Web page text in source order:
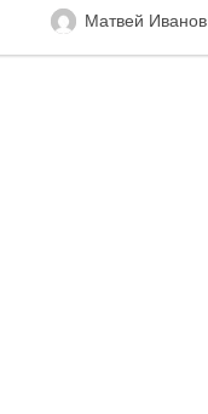
Матвей Иванов